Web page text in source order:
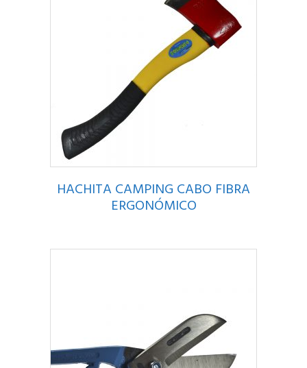
HACHITA CAMPING CABO FIBRA
ERGONÓMICO